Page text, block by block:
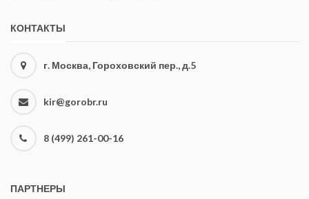
КОНТАКТЫ
г. Москва, Гороховский пер., д.5
kir@gorobr.ru
8 (499) 261-00-16
ПАРТНЕРЫ